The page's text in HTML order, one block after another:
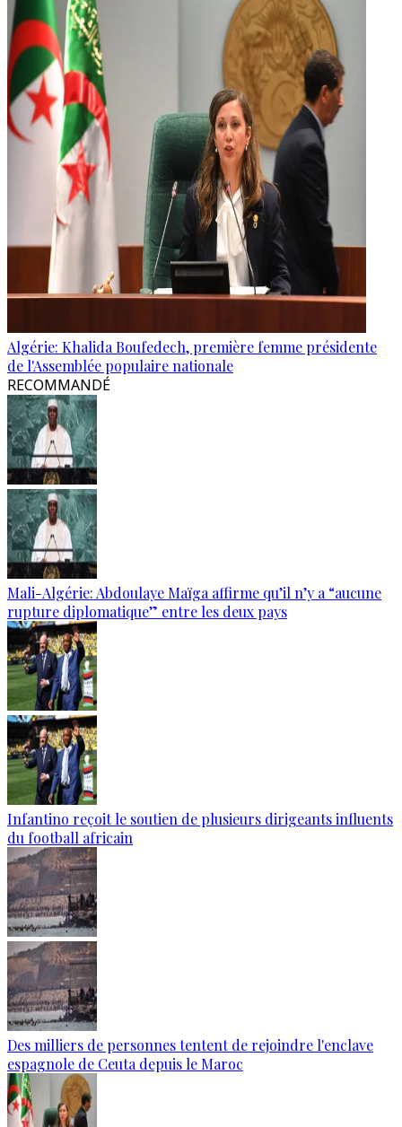
Algérie: Khalida Boufedech, première femme présidente
de l'Assemblée populaire nationale
RECOMMANDÉ
Mali-Algérie: Abdoulaye Maïga affirme qu’il n’y a “aucune
rupture diplomatique” entre les deux pays
Infantino reçoit le soutien de plusieurs dirigeants influents
du football africain
Des milliers de personnes tentent de rejoindre l'enclave
espagnole de Ceuta depuis le Maroc